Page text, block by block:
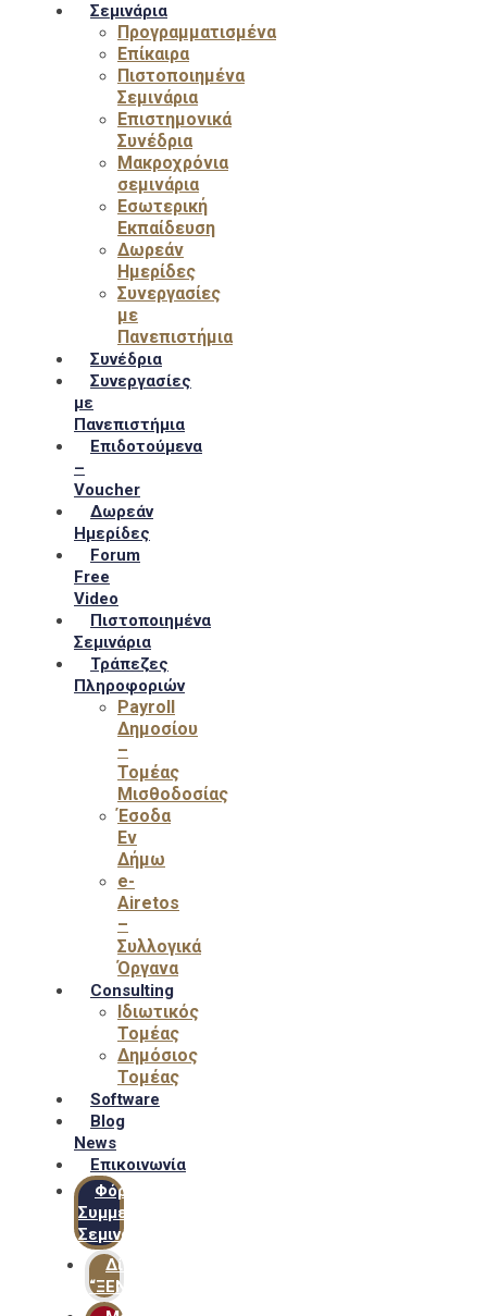
Σεμινάρια
Προγραμματισμένα
Επίκαιρα
Πιστοποιημένα
Σεμινάρια
Επιστημονικά
Συνέδρια
Μακροχρόνια
σεμινάρια
Εσωτερική
Εκπαίδευση
Δωρεάν
Ημερίδες
Συνεργασίες
με
Πανεπιστήμια
Συνέδρια
Συνεργασίες
με
Πανεπιστήμια
Επιδοτούμενα
–
Voucher
Δωρεάν
Ημερίδες
Forum
Free
Video
Πιστοποιημένα
Σεμινάρια
Τράπεζες
Πληροφοριών
Payroll
Δημοσίου
–
Τομέας
Μισθοδοσίας
Έσοδα
Εν
Δήμω
e-
Airetos
–
Συλλογικά
Όργανα
Consulting
Ιδιωτικός
Τομέας
Δημόσιος
Τομέας
Software
Blog
News
Επικοινωνία
Φόρμα
Συμμετοχής
Σεμιναρίων
Δίκτυο
“ΞΕΝΟΦΩΝ”